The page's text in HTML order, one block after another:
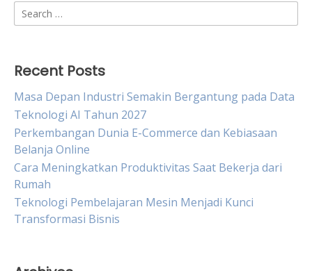
Search
for:
Recent Posts
Masa Depan Industri Semakin Bergantung pada Data
Teknologi AI Tahun 2027
Perkembangan Dunia E-Commerce dan Kebiasaan
Belanja Online
Cara Meningkatkan Produktivitas Saat Bekerja dari
Rumah
Teknologi Pembelajaran Mesin Menjadi Kunci
Transformasi Bisnis